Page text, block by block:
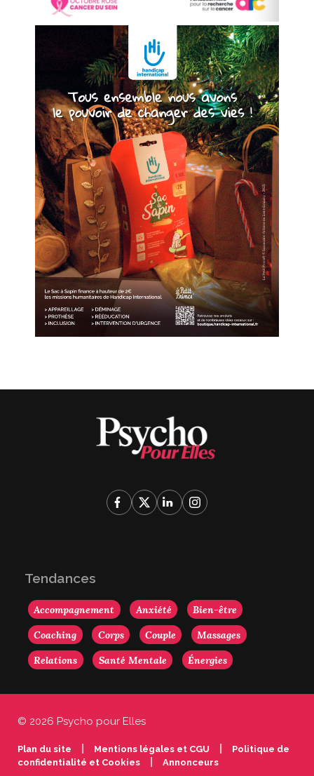
Tendances
Accompagnement Anxiété
Bien-être
Coaching
Corps Couple
Massages
Relations
Santé Mentale Énergies
© 2026 Psycho pour Elles
Plan du site Mentions légales et CGU
Politique de
confidentialité et Cookies
Annonceurs